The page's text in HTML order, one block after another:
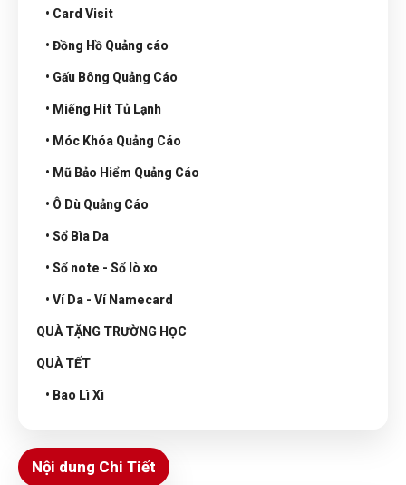
• Card Visit
• Đồng Hồ Quảng cáo
• Gấu Bông Quảng Cáo
• Miếng Hít Tủ Lạnh
• Móc Khóa Quảng Cáo
• Mũ Bảo Hiểm Quảng Cáo
• Ô Dù Quảng Cáo
• Sổ Bìa Da
• Sổ note - Sổ lò xo
• Ví Da - Ví Namecard
QUÀ TẶNG TRƯỜNG HỌC
QUÀ TẾT
• Bao Lì Xì
Nội dung Chi Tiết